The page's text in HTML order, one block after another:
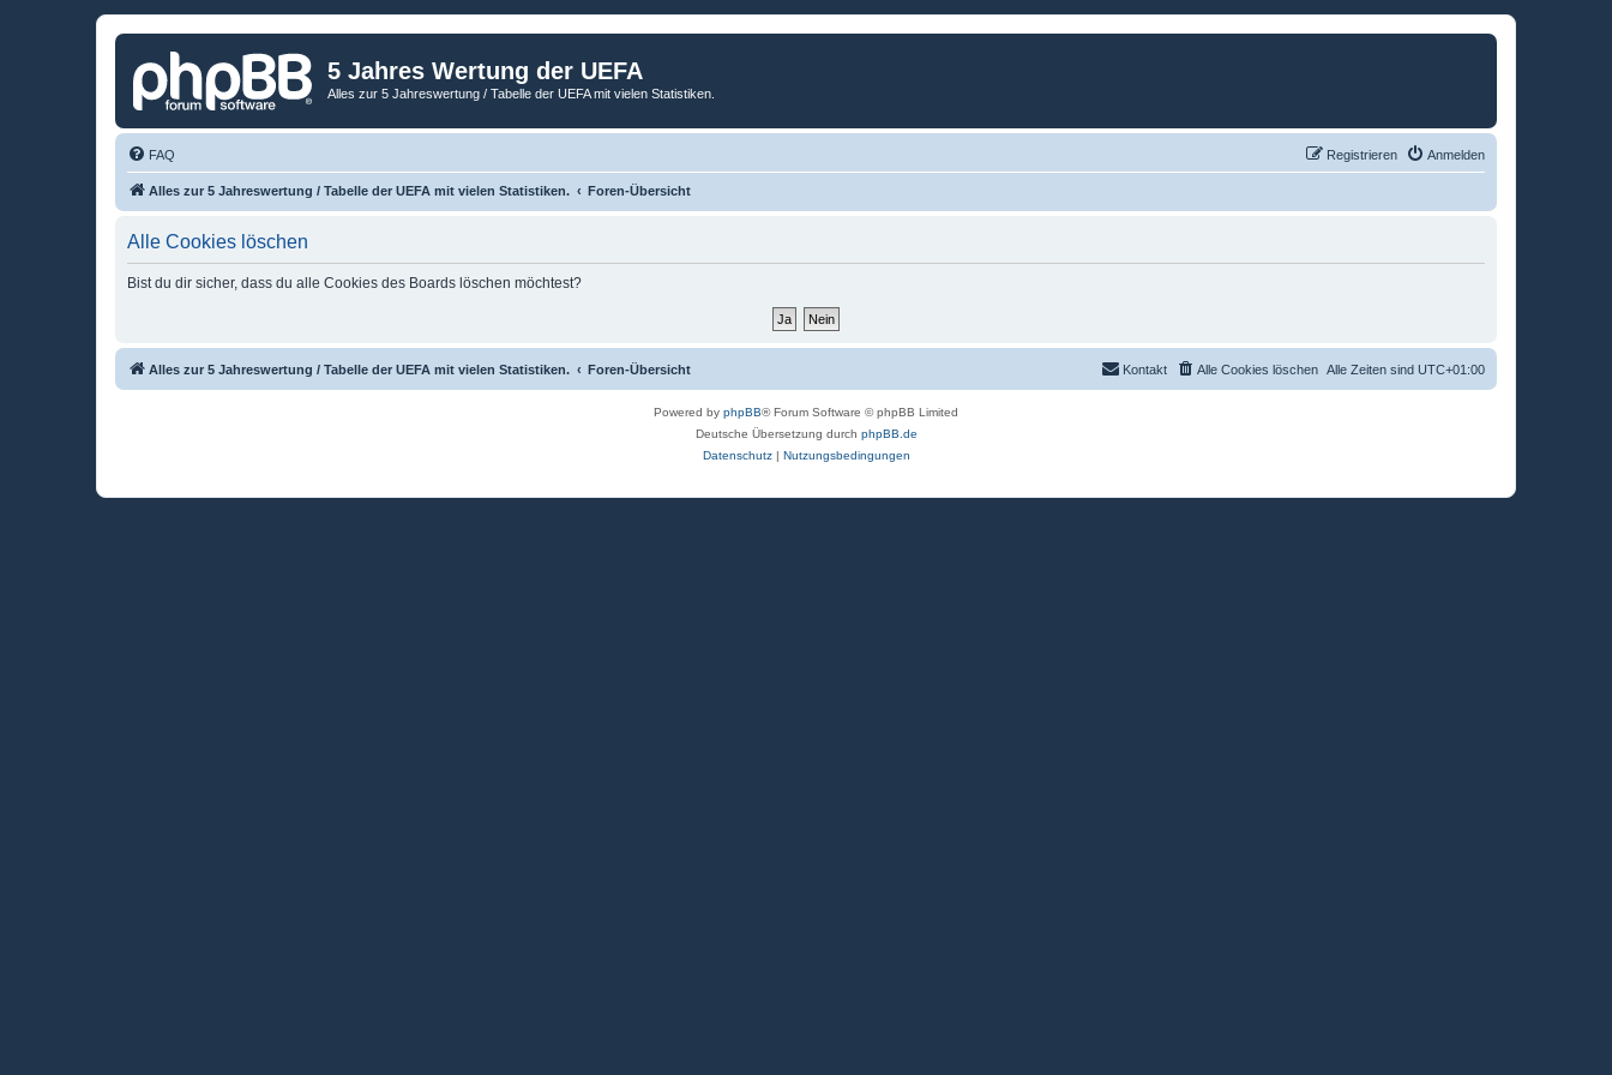
5 Jahres Wertung der UEFA
Alles zur 5 Jahreswertung / Tabelle der UEFA mit vielen Statistiken.
FAQ Anmelden
Registrieren
Alles zur 5 Jahreswertung / Tabelle der UEFA mit vielen Statistiken. Foren-Übersicht
Alle Cookies löschen
Bist du dir sicher, dass du alle Cookies des Boards löschen möchtest?
Alles zur 5 Jahreswertung / Tabelle der UEFA mit vielen Statistiken. Foren-Übersicht Alle Zeiten sind UTC+01:00
Alle Cookies löschen
Kontakt
Powered by phpBB® Forum Software © phpBB Limited
Deutsche Übersetzung durch phpBB.de
Datenschutz| Nutzungsbedingungen